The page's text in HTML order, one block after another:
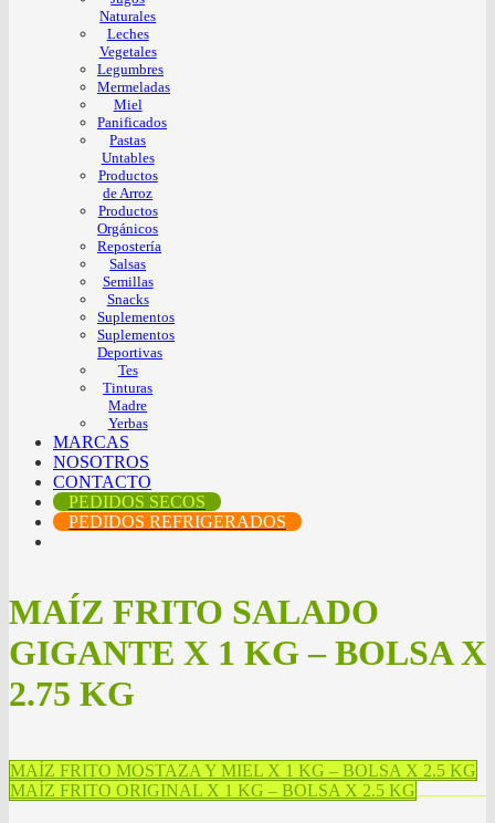
Naturales
Leches
Vegetales
Legumbres
Mermeladas
Miel
Panificados
Pastas
Untables
Productos
de Arroz
Productos
Orgánicos
Repostería
Salsas
Semillas
Snacks
Suplementos
Suplementos
Deportivas
Tes
Tinturas
Madre
Yerbas
MARCAS
NOSOTROS
CONTACTO
PEDIDOS SECOS
PEDIDOS REFRIGERADOS
MAÍZ FRITO SALADO
GIGANTE X 1 KG – BOLSA X
2.75 KG
MAÍZ FRITO MOSTAZA Y MIEL X 1 KG – BOLSA X 2.5 KG
MAÍZ FRITO ORIGINAL X 1 KG – BOLSA X 2.5 KG